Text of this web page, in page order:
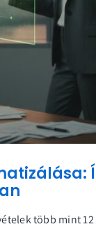
több mint